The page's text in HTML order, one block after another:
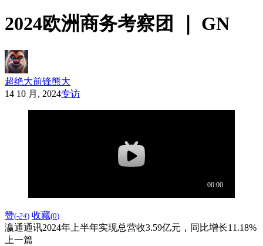
2024欧洲商务考察团 ｜ GN
超绝大前锋熊大
14 10 月, 2024专访
赞(-24) 收藏(0)
瀛通通讯2024年上半年实现总营收3.59亿元，同比增长11.18%
上一篇